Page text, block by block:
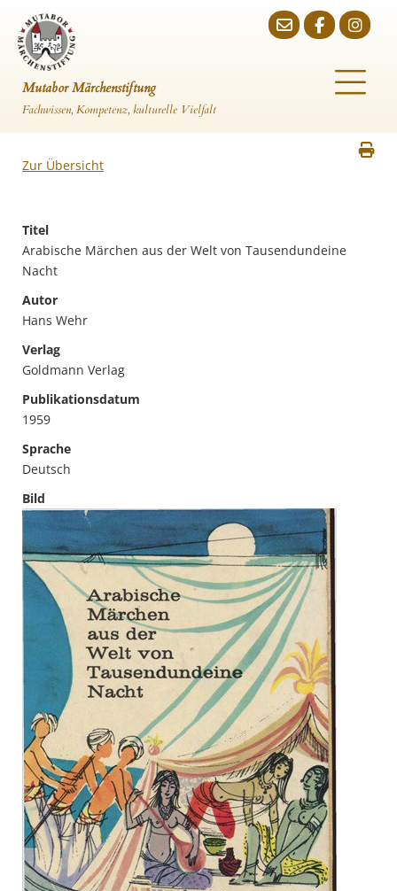
Mutabor Märchenstiftung
Fachwissen, Kompetenz, kulturelle Vielfalt
Zur Übersicht
Titel
Arabische Märchen aus der Welt von Tausendundeine
Nacht
Autor
Hans Wehr
Verlag
Goldmann Verlag
Publikationsdatum
1959
Sprache
Deutsch
Bild